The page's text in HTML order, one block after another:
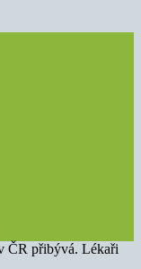
ČR přibývá. Lékaři